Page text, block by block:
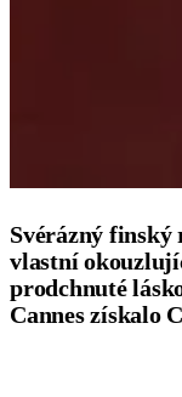
Svérázný
vlastní
prodchnuté
Cannes získalo